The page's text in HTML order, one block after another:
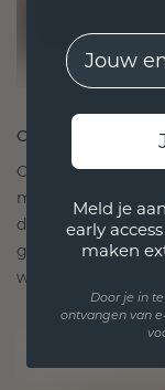
ONTWORPEN
Onze
met elk stuk
doorstaan. Het
gekoesterde
worden
EMail
Meld je
early
maken
Door je in
ontvangen van